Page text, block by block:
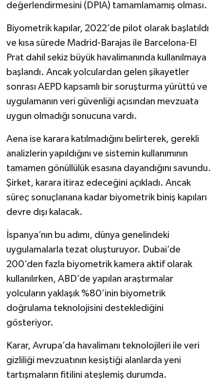
değerlendirmesini (DPIA) tamamlamamış olması.
Biyometrik kapılar, 2022’de pilot olarak başlatıldı
ve kısa sürede Madrid-Barajas ile Barcelona-El
Prat dahil sekiz büyük havalimanında kullanılmaya
başlandı. Ancak yolculardan gelen şikayetler
sonrası AEPD kapsamlı bir soruşturma yürüttü ve
uygulamanın veri güvenliği açısından mevzuata
uygun olmadığı sonucuna vardı.
Aena ise karara katılmadığını belirterek, gerekli
analizlerin yapıldığını ve sistemin kullanımının
tamamen gönüllülük esasına dayandığını savundu.
Şirket, karara itiraz edeceğini açıkladı. Ancak
süreç sonuçlanana kadar biyometrik biniş kapıları
devre dışı kalacak.
İspanya’nın bu adımı, dünya genelindeki
uygulamalarla tezat oluşturuyor. Dubai’de
200’den fazla biyometrik kamera aktif olarak
kullanılırken, ABD’de yapılan araştırmalar
yolcuların yaklaşık %80’inin biyometrik
doğrulama teknolojisini desteklediğini
gösteriyor.
Karar, Avrupa’da havalimanı teknolojileri ile veri
gizliliği mevzuatının kesiştiği alanlarda yeni
tartışmaların fitilini ateşlemiş durumda.